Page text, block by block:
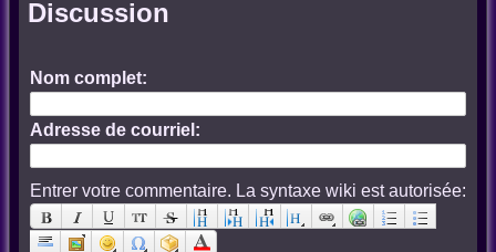
Discussion
Nom complet:
Adresse de courriel:
Entrer votre commentaire. La syntaxe wiki est autorisée: